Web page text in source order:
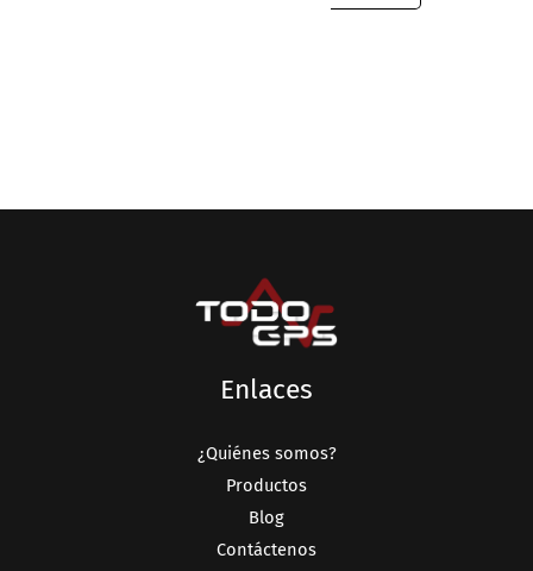
Enlaces
¿Quiénes somos?
Productos
Blog
Contáctenos